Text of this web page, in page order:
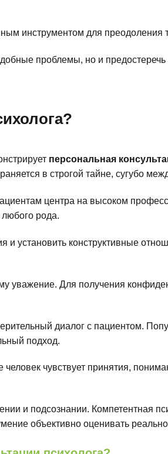
инструментом для преодоления
проблемы, но и
персональная
в строгой тайне, сугубо
центра на высоком
рода.
установить конструктивные
уважение. Для получения
диалог с пациентом.
подход.
чувствует принятия,
и подсознании. Компетентная
объективно оценивать